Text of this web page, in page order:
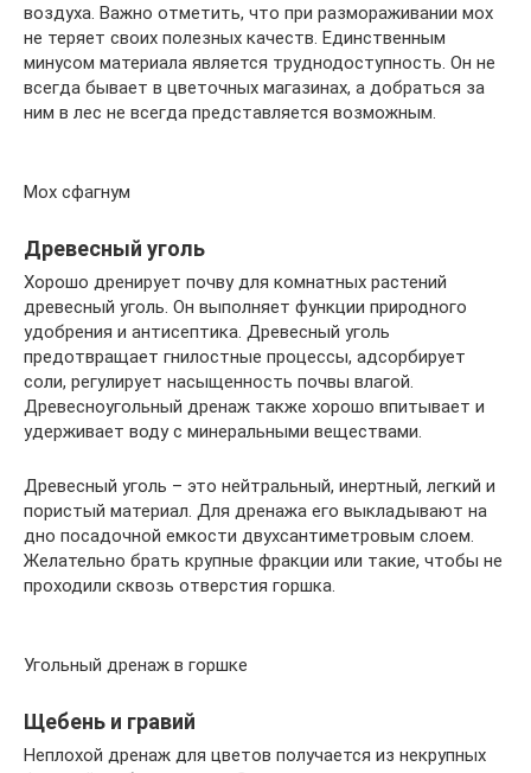
воздуха. Важно отметить, что при размораживании мох
не теряет своих полезных качеств. Единственным
минусом материала является труднодоступность. Он не
всегда бывает в цветочных магазинах, а добраться за
ним в лес не всегда представляется возможным.
Мох сфагнум
Древесный уголь
Хорошо дренирует почву для комнатных растений
древесный уголь. Он выполняет функции природного
удобрения и антисептика. Древесный уголь
предотвращает гнилостные процессы, адсорбирует
соли, регулирует насыщенность почвы влагой.
Древесноугольный дренаж также хорошо впитывает и
удерживает воду с минеральными веществами.
Древесный уголь – это нейтральный, инертный, легкий и
пористый материал. Для дренажа его выкладывают на
дно посадочной емкости двухсантиметровым слоем.
Желательно брать крупные фракции или такие, чтобы не
проходили сквозь отверстия горшка.
Угольный дренаж в горшке
Щебень и гравий
Неплохой дренаж для цветов получается из некрупных